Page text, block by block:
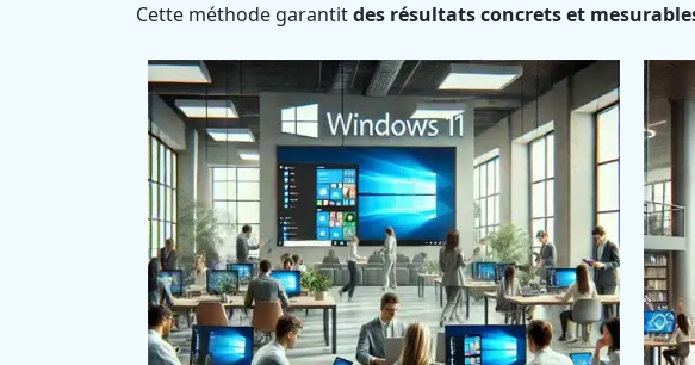
Cette méthode garantitdes résultats concrets et